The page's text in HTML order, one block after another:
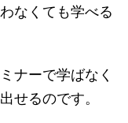
なくても学べる
ナーで学ばなく
せるのです。